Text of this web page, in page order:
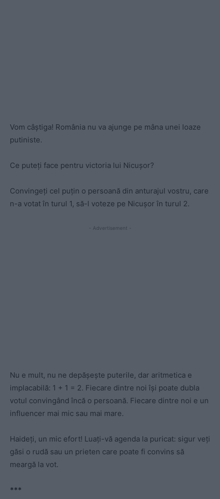
Vom câștiga! România nu va ajunge pe mâna unei loaze
putiniste.
Ce puteți face pentru victoria lui Nicușor?
Convingeți cel puțin o persoană din anturajul vostru, care
n-a votat în turul 1, să-l voteze pe Nicușor în turul 2.
- Advertisement -
Nu e mult, nu ne depășește puterile, dar aritmetica e
implacabilă: 1 + 1 = 2. Fiecare dintre noi își poate dubla
votul convingând încă o persoană. Fiecare dintre noi e un
influencer mai mic sau mai mare.
Haideți, un mic efort! Luați-vă agenda la puricat: sigur veți
găsi o rudă sau un prieten care poate fi convins să
meargă la vot.
***